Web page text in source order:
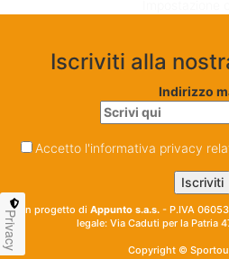
Iscriviti alla
Indirizzo
Accetto l'informativa privacy
Un progetto di Appunto s.a.s. - P.IVA
legale: Via Caduti per la Patria
Copyright ©
Privacy